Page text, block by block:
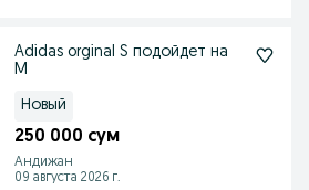
Adidas orginal S подойдет на
M
Новый
250 000 сум
Андижан
09 августа 2026 г.